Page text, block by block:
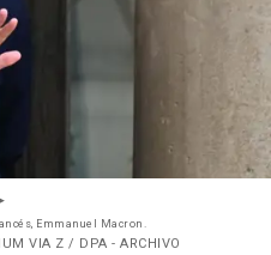
Emmanuel Macron.
VIA Z / DPA - ARCHIVO